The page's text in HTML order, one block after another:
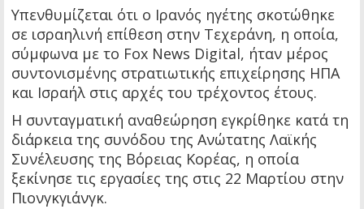
Υπενθυμίζεται ότι ο Ιρανός ηγέτης σκοτώθηκε
σε ισραηλινή επίθεση στην Τεχεράνη, η οποία,
σύμφωνα με το Fox News Digital, ήταν μέρος
συντονισμένης στρατιωτικής επιχείρησης ΗΠΑ
και Ισραήλ στις αρχές του τρέχοντος έτους.
Η συνταγματική αναθεώρηση εγκρίθηκε κατά τη
διάρκεια της συνόδου της Ανώτατης Λαϊκής
Συνέλευσης της Βόρειας Κορέας, η οποία
ξεκίνησε τις εργασίες της στις 22 Μαρτίου στην
Πιονγκγιάνγκ.